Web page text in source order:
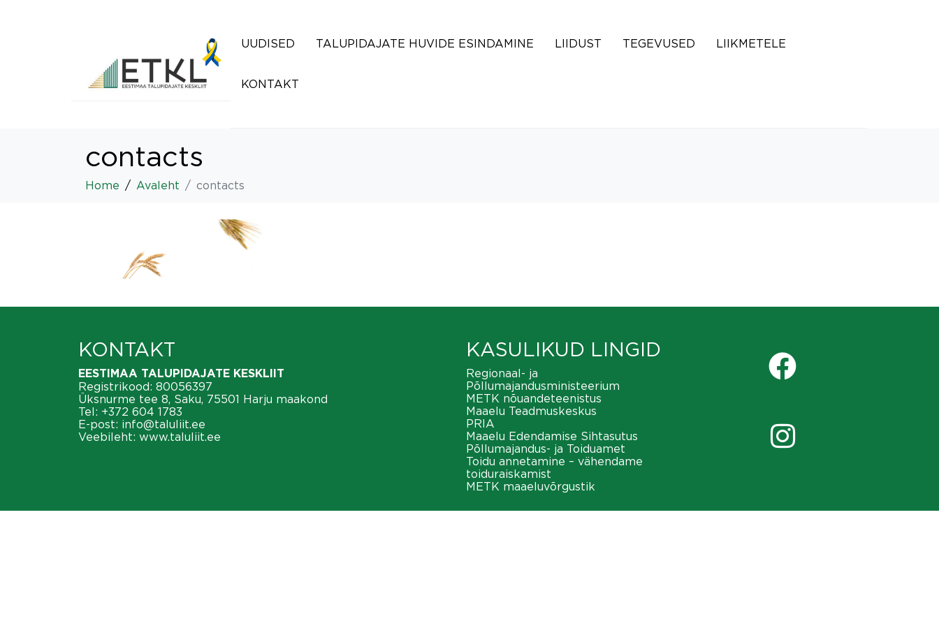
UUDISED TALUPIDAJATE HUVIDE ESINDAMINE LIIDUST TEGEVUSED LIIKMETELE
KONTAKT
contacts
Home Avaleht contacts
KONTAKT
EESTIMAA TALUPIDAJATE KESKLIIT
Registrikood: 80056397
Üksnurme tee 8, Saku, 75501 Harju maakond
Tel: +372 604 1783
E-post: info@taluliit.ee
Veebileht: www.taluliit.ee
KASULIKUD LINGID
Regionaal- ja
Põllumajandusministeerium
METK nõuandeteenistus
Maaelu Teadmuskeskus
PRIA
Maaelu Edendamise Sihtasutus
Põllumajandus- ja Toiduamet
Toidu annetamine – vähendame
toiduraiskamist
METK maaeluvõrgustik